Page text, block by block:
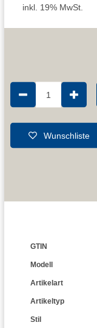
inkl. 19% MwSt.
1
Wunschliste
GTIN
Modell
Artikelart
Artikeltyp
Stil